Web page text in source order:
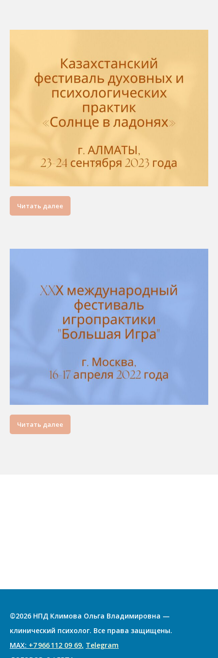
Читать далее
Читать далее
©2026 НПД Климова Ольга Владимировна —
клинический психолог. Все права защищены.
МАХ: +7 966 112 09 69, Telegram